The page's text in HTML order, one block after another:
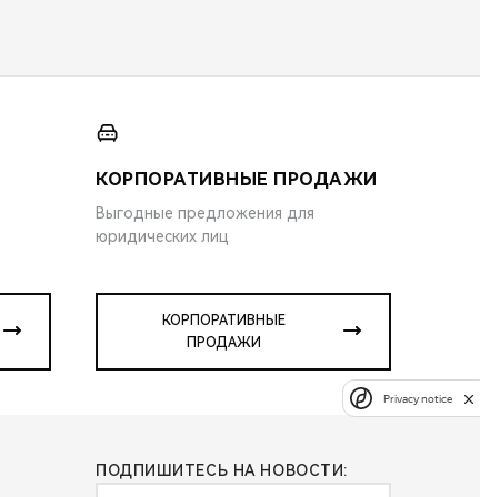
КОРПОРАТИВНЫЕ ПРОДАЖИ
Выгодные предложения для
юридических лиц
КОРПОРАТИВНЫЕ
ПРОДАЖИ
ПОДПИШИТЕСЬ НА НОВОСТИ:
Privacy notice